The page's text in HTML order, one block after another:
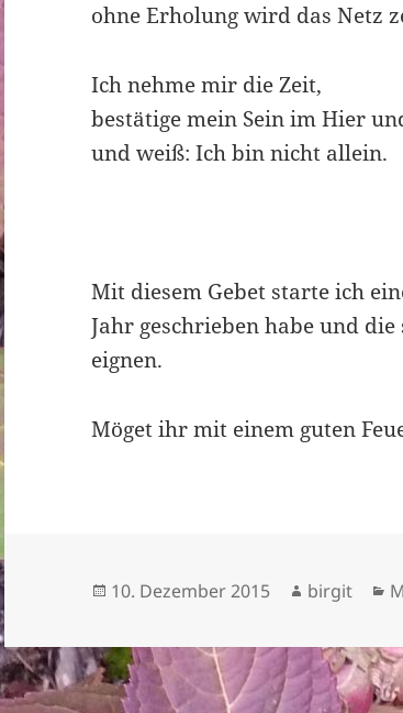
ohne Erholung wird das Netz
Ich nehme mir die Zeit,
bestätige mein Sein im Hier
und weiß: Ich bin nicht allein.
Mit diesem Gebet starte ich
Jahr geschrieben habe und
eignen.
Möget ihr mit einem guten
Veröffentlicht
10. Dezember 2015 Autor
birgit